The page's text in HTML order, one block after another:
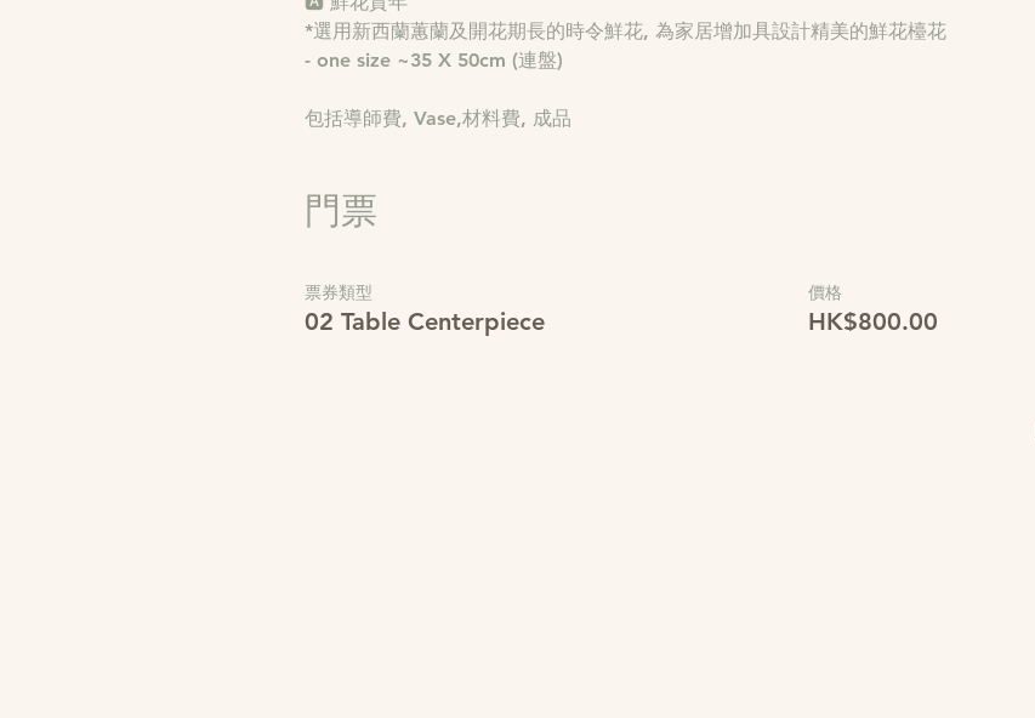
*選用新西蘭蕙蘭及開花期長的時令鮮花, 為家居增加具設計精美的鮮花檯花
- one size ~35 X 50cm (連盤)
包括導師費, Vase,材料費, 成品
門票
票券類型
02 Table Centerpiece
價格
HK$800.00